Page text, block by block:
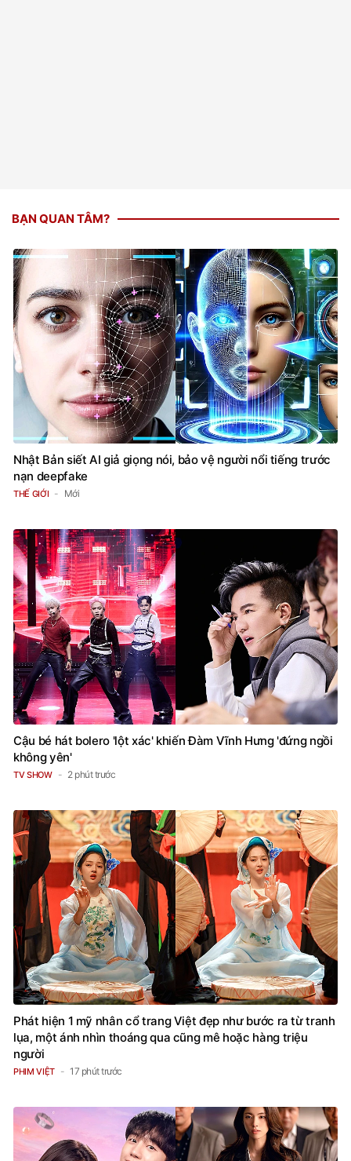
BẠN QUAN TÂM?
Nhật Bản siết AI giả giọng nói, bảo vệ người nổi tiếng trước
nạn deepfake
THẾ GIỚI Mới
Cậu bé hát bolero 'lột xác' khiến Đàm Vĩnh Hưng 'đứng ngồi
không yên'
TV SHOW 2 phút trước
Phát hiện 1 mỹ nhân cổ trang Việt đẹp như bước ra từ tranh
lụa, một ánh nhìn thoáng qua cũng mê hoặc hàng triệu
người
PHIM VIỆT 17 phút trước